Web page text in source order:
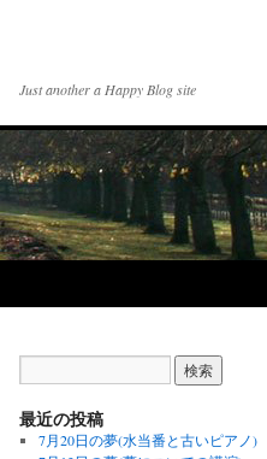
Just another a Happy Blog site
最近の投稿
7月20日の夢(水当番と古いピアノ)